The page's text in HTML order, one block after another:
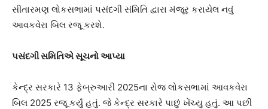
સીતારમણ લોકસભામાં પસંદગી સંમિતિ દ્વારા મંજૂર કરાયેલ નવું
આવકવેરા બિલ રજૂ કરશે.
પસંદગી સમિતિએ સૂચનો આપ્યા
કેન્દ્ર સરકારે 13 ફેબ્રુઆરી 2025ના રોજ લોકસભામાં આવકવેરા
બિલ 2025 રજૂ કર્યું હતું. જે કેન્દ્ર સરકારે પાછું ખેંચ્યુ હતું. આ પછી